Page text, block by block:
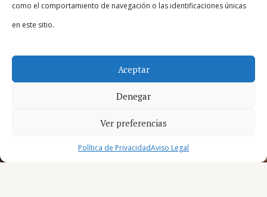
como el comportamiento de navegación o las identificaciones únicas
en este sitio.
Aceptar
Denegar
Ver preferencias
Política de PrivacidadAviso Legal